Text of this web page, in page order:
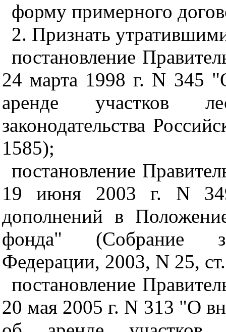
форму примерного
2. Признать
постановление
24 марта 1998 г. N 345
аренде участков
законодательства
1585);
постановление
19 июня 2003 г. N
дополнений в
фонда" (Собрание
Федерации, 2003, N 25,
постановление
20 мая 2005 г. N 313 "О